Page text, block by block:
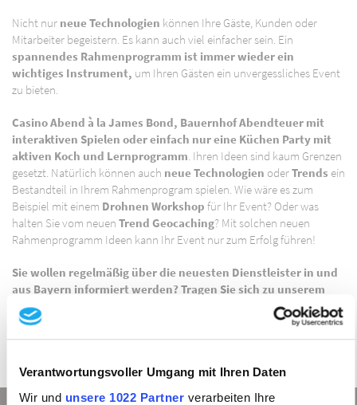
Verantwortungsvoller Umgang mit Ihren Daten
Wir und unsere 1022 Partnerverarbeiten Ihre
Nicht nur neue Technologien können Ihre Gäste, Kunden oder
Mitarbeiter begeistern. Es kann auch viel einfacher sein. Ein
spannendes Rahmenprogramm ist immer wieder ein
wichtiges Instrument, um Ihren Gästen ein unvergessliches Event
zu bieten.
Casino Abend à la James Bond, Bauernhof Abendteuer mit
interaktiven Spielen oder einfach nur eine Küchen Party mit
aktiven Koch und Lernprogramm. Ihren Ideen sind kaum Grenzen
gesetzt. Natürlich können auch neue Technologien oderTrends ein
Bestandteil in Ihrem Rahmenprogram spielen. Wie wäre es zum
Beispiel mit einem Drohnen Workshop für Ihr Event? Oder was
halten Sie vom neuen Trend Geocaching? Mit solchen neuen
Rahmenprogramm Ideen kann Ihr Event nur zum Erfolg führen!
Sie wollen regelmäßig über die neuesten Dienstleister in und
aus Bayern informiert werden? Tragen Sie sich zu unserem
Newsletter ein und erhalten Sie zudem auch Einladungen zu
unseren Messen, Locationtouren, FamTrips und weiteren
spannenden Veranstaltungen:Klicken Sie hier